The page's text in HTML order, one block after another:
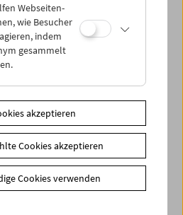
Webseiten-
wie Besucher
indem
gesammelt
akzeptieren
Cookies akzeptieren
Cookies verwenden